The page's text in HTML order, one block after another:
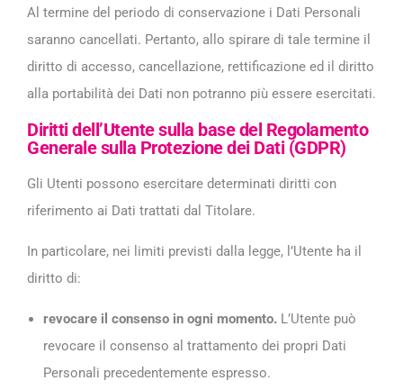
Al termine del periodo di conservazione i Dati Personali
saranno cancellati. Pertanto, allo spirare di tale termine il
diritto di accesso, cancellazione, rettificazione ed il diritto
alla portabilità dei Dati non potranno più essere esercitati.
Diritti dell’Utente sulla base del Regolamento
Generale sulla Protezione dei Dati (GDPR)
Gli Utenti possono esercitare determinati diritti con
riferimento ai Dati trattati dal Titolare.
In particolare, nei limiti previsti dalla legge, l’Utente ha il
diritto di:
revocare il consenso in ogni momento. L’Utente può
revocare il consenso al trattamento dei propri Dati
Personali precedentemente espresso.